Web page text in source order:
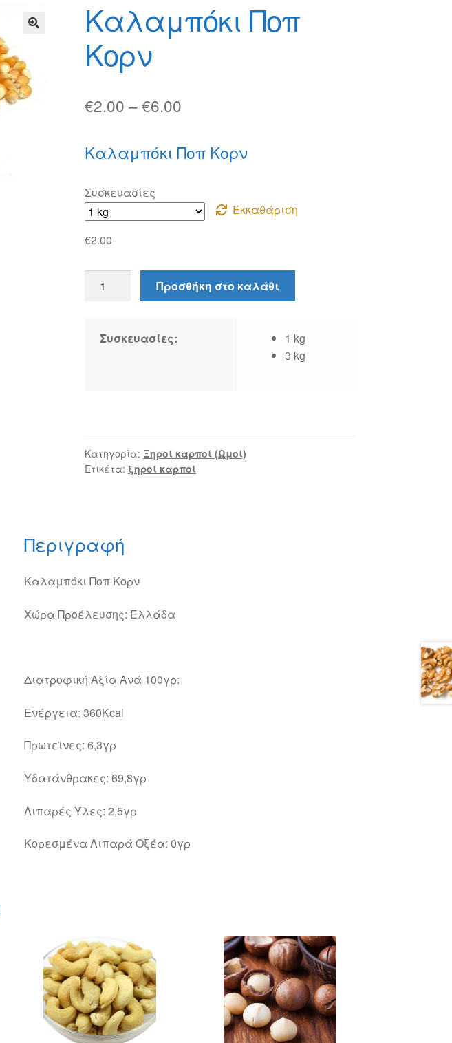
Καλαμπόκι Ποπ
Κορν
€2.00 –€6.00Price
€2.00
€6.00
Καλαμπόκι Ποπ Κορν
Συσκευασίες
Εκκαθάριση
€2.00
Ποπ
Προσθήκη στο καλάθι
Συσκευασίες:
1 kg
3 kg
Κατηγορία: Ξηροί καρποί (Ωμοί)
Ετικέτα: ξηροί καρποί
Περιγραφή
Καλαμπόκι Ποπ Κορν
Χώρα Προέλευσης: Ελλάδα
Διατροφική Αξία Ανά 100γρ:
Ενέργεια: 360Kcal
Πρωτεϊνες: 6,3γρ
Υδατάνθρακες: 69,8γρ
Λιπαρές Ύλες: 2,5γρ
Κορεσμένα Λιπαρά Οξέα: 0γρ